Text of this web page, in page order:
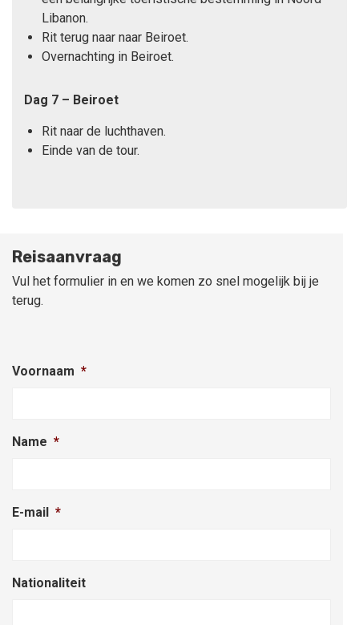
Libanon.
Rit terug naar naar Beiroet.
Overnachting in Beiroet.
Dag 7 – Beiroet
Rit naar de luchthaven.
Einde van de tour.
Reisaanvraag
Vul het formulier in en we komen zo snel mogelijk bij je
terug.
Voornaam *
Name *
E-mail *
Nationaliteit